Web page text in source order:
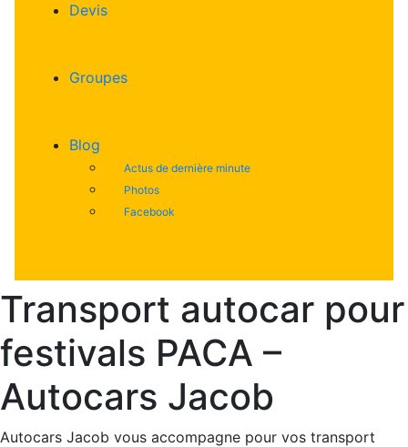
Devis
Groupes
Blog
Actus de dernière minute
Photos
Facebook
Transport autocar pour
festivals PACA –
Autocars Jacob
Autocars Jacob vous accompagne pour vos transport